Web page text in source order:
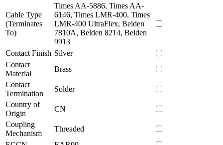
Cable Type
(Terminates
To)
Times AA-5886, Times AA-
6146, Times LMR-400, Times
LMR-400 UltraFlex, Belden
7810A, Belden 8214, Belden
9913
Contact Finish Silver
Contact
Material
Brass
Contact
Termination
Solder
Country of
Origin
CN
Coupling
Mechanism
Threaded